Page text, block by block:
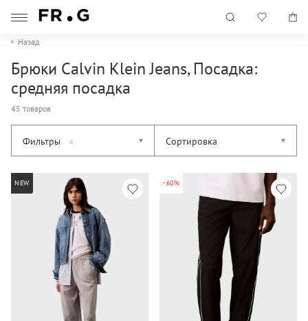
Назад
Брюки Calvin Klein Jeans, Посадка:
средняя посадка
45 товаров
Фильтры 4 Сортировка
NEW -60%